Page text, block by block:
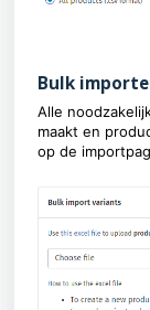
Bulk
Alle
maakt en
op de